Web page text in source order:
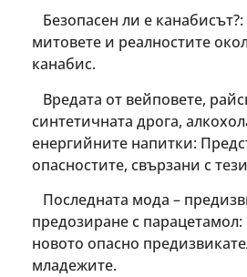
Безопасен ли е
митовете и реалностите
канабис.
Вредата от вейповете,
синтетичната дрога,
енергийните напитки:
опасностите, свързани с
Последната мода –
предозиране с
новото опасно
младежите.